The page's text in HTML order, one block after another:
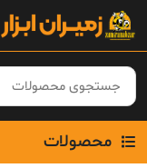
Skip
content
محصولات